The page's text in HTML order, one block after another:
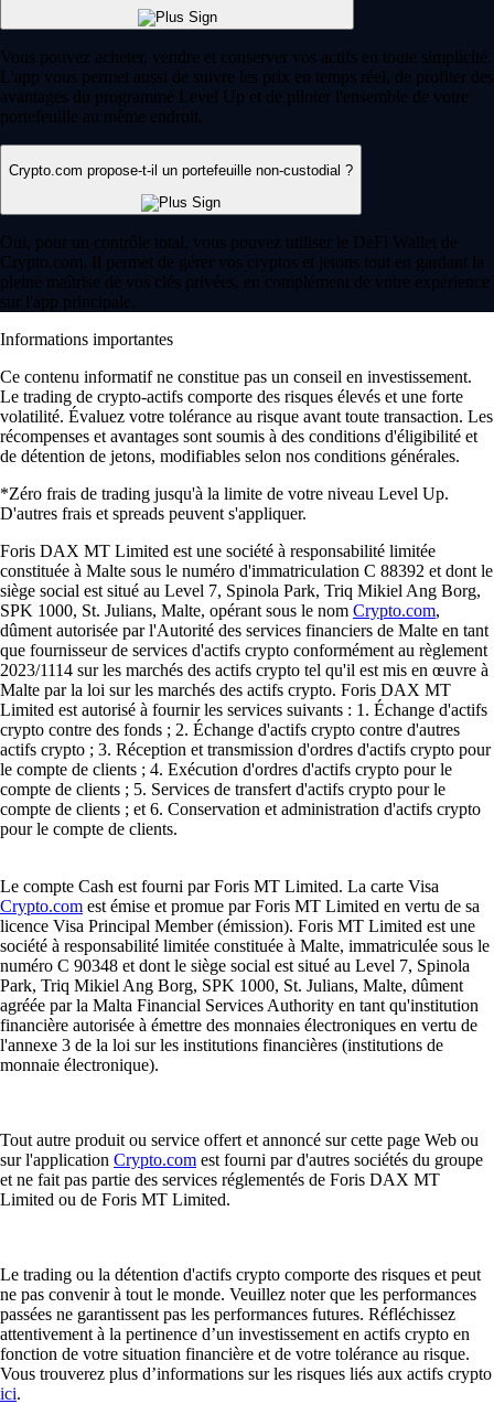
Vous pouvez acheter, vendre et conserver vos actifs en toute simplicité.
L'app vous permet aussi de suivre les prix en temps réel, de profiter des
avantages du programme Level Up et de piloter l'ensemble de votre
portefeuille au même endroit.
Crypto.com propose-t-il un portefeuille non-custodial ?
Oui, pour un contrôle total, vous pouvez utiliser le DeFi Wallet de
Crypto.com. Il permet de gérer vos cryptos et jetons tout en gardant la
pleine maîtrise de vos clés privées, en complément de votre expérience
sur l'app principale.
Informations importantes
Ce contenu informatif ne constitue pas un conseil en investissement.
Le trading de crypto-actifs comporte des risques élevés et une forte
volatilité. Évaluez votre tolérance au risque avant toute transaction. Les
récompenses et avantages sont soumis à des conditions d'éligibilité et
de détention de jetons, modifiables selon nos conditions générales.
*Zéro frais de trading jusqu'à la limite de votre niveau Level Up.
D'autres frais et spreads peuvent s'appliquer.
Foris DAX MT Limited est une société à responsabilité limitée
constituée à Malte sous le numéro d'immatriculation C 88392 et dont le
siège social est situé au Level 7, Spinola Park, Triq Mikiel Ang Borg,
SPK 1000, St. Julians, Malte, opérant sous le nom Crypto.com,
dûment autorisée par l'Autorité des services financiers de Malte en tant
que fournisseur de services d'actifs crypto conformément au règlement
2023/1114 sur les marchés des actifs crypto tel qu'il est mis en œuvre à
Malte par la loi sur les marchés des actifs crypto. Foris DAX MT
Limited est autorisé à fournir les services suivants : 1. Échange d'actifs
crypto contre des fonds ; 2. Échange d'actifs crypto contre d'autres
actifs crypto ; 3. Réception et transmission d'ordres d'actifs crypto pour
le compte de clients ; 4. Exécution d'ordres d'actifs crypto pour le
compte de clients ; 5. Services de transfert d'actifs crypto pour le
compte de clients ; et 6. Conservation et administration d'actifs crypto
pour le compte de clients.
Le compte Cash est fourni par Foris MT Limited. La carte Visa
Crypto.com est émise et promue par Foris MT Limited en vertu de sa
licence Visa Principal Member (émission). Foris MT Limited est une
société à responsabilité limitée constituée à Malte, immatriculée sous le
numéro C 90348 et dont le siège social est situé au Level 7, Spinola
Park, Triq Mikiel Ang Borg, SPK 1000, St. Julians, Malte, dûment
agréée par la Malta Financial Services Authority en tant qu'institution
financière autorisée à émettre des monnaies électroniques en vertu de
l'annexe 3 de la loi sur les institutions financières (institutions de
monnaie électronique).
Tout autre produit ou service offert et annoncé sur cette page Web ou
sur l'application Crypto.com est fourni par d'autres sociétés du groupe
et ne fait pas partie des services réglementés de Foris DAX MT
Limited ou de Foris MT Limited.
Le trading ou la détention d'actifs crypto comporte des risques et peut
ne pas convenir à tout le monde. Veuillez noter que les performances
passées ne garantissent pas les performances futures. Réfléchissez
attentivement à la pertinence d’un investissement en actifs crypto en
fonction de votre situation financière et de votre tolérance au risque.
Vous trouverez plus d’informations sur les risques liés aux actifs crypto
ici.